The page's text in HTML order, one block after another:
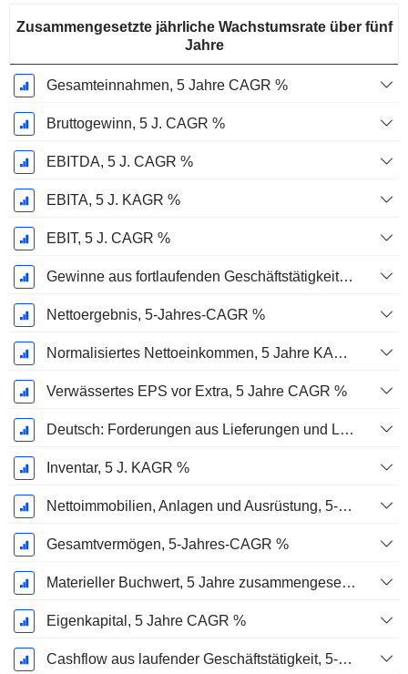
Zusammengesetzte jährliche Wachstumsrate über fünf
Jahre
Gesamteinnahmen, 5 Jahre CAGR %
Bruttogewinn, 5 J. CAGR %
EBITDA, 5 J. CAGR %
EBITA, 5 J. KAGR %
EBIT, 5 J. CAGR %
Gewinne aus fortlaufenden Geschäftstätigkeiten, 5-Jahres-CAGR %
Nettoergebnis, 5-Jahres-CAGR %
Normalisiertes Nettoeinkommen, 5 Jahre KAGR %
Verwässertes EPS vor Extra, 5 Jahre CAGR %
Deutsch: Forderungen aus Lieferungen und Leistungen, 5-Jahres-CAGR %
Inventar, 5 J. KAGR %
Nettoimmobilien, Anlagen und Ausrüstung, 5-Jahres-CAGR %
Gesamtvermögen, 5-Jahres-CAGR %
Materieller Buchwert, 5 Jahre zusammengesetzte jährliche Wachstumsrate %
Eigenkapital, 5 Jahre CAGR %
Cashflow aus laufender Geschäftstätigkeit, 5-Jahres-CAGR %